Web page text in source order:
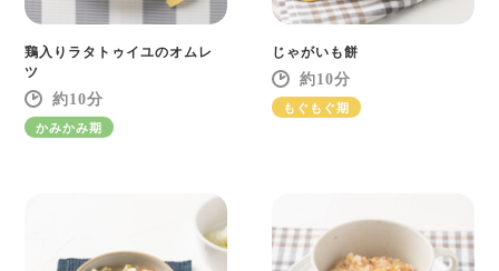
鶏入りラタトゥイユのオムレ
ツ
10
かみかみ期
じゃがいも餅
10
もぐもぐ期